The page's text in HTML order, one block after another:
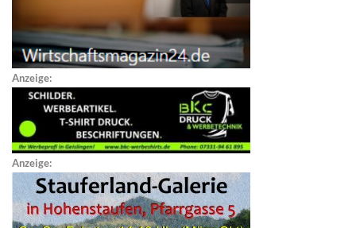
Anzeige:
Anzeige: